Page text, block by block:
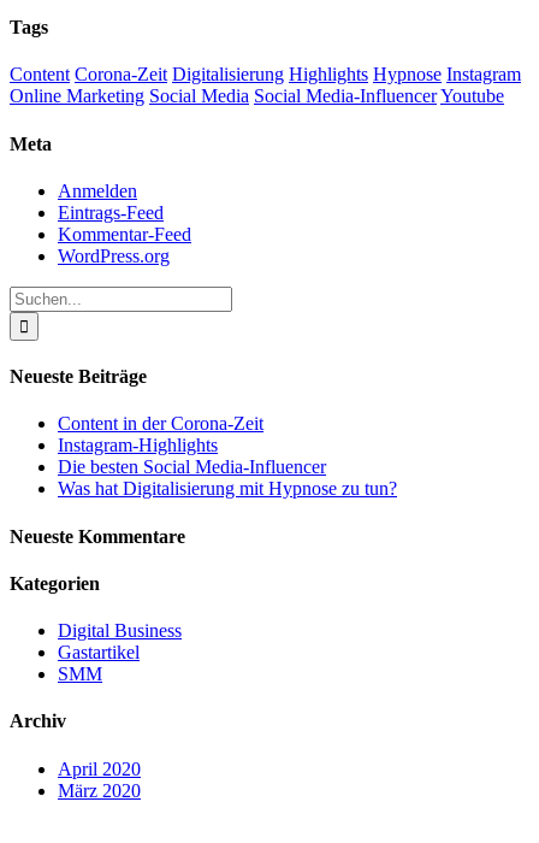
Tags
Content Corona-Zeit Digitalisierung Highlights Hypnose Instagram
Online Marketing Social Media Social Media-InfluencerYoutube
Meta
Anmelden
Eintrags-Feed
Kommentar-Feed
WordPress.org
Suche
nach:
Neueste Beiträge
Content in der Corona-Zeit
Instagram-Highlights
Die besten Social Media-Influencer
Was hat Digitalisierung mit Hypnose zu tun?
Neueste Kommentare
Kategorien
Digital Business
Gastartikel
SMM
Archiv
April 2020
März 2020